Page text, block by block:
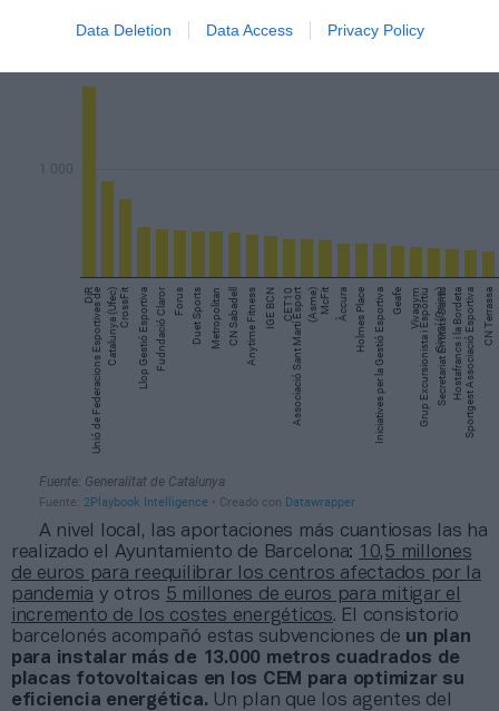
Data Deletion Data Access Privacy Policy
A nivel local, las aportaciones más cuantiosas las ha
realizado el Ayuntamiento de Barcelona: 10,5 millones
de euros para reequilibrar los centros afectados por la
pandemia y otros 5 millones de euros para mitigar el
incremento de los costes energéticos. El consistorio
barcelonés acompañó estas subvenciones de un plan
para instalar más de 13.000 metros cuadrados de
placas fotovoltaicas en los CEM para optimizar su
eficiencia energética. Un plan que los agentes del